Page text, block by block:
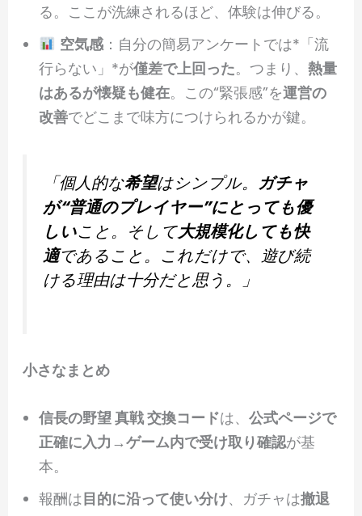
る。ここが洗練されるほど、体験は伸びる。
空気感：自分の簡易アンケートでは*「流
行らない」*が僅差で上回った。つまり、熱量
はあるが懐疑も健在。この“緊張感”を運営の
改善でどこまで味方につけられるかが鍵。
「個人的な希望はシンプル。 ガチャ
が“普通のプレイヤー”にとっても優
しいこと。そして大規模化しても快
適であること。これだけで、遊び続
ける理由は十分だと思う。」
小さなまとめ
信長の野望 真戦 交換コードは、公式ページで
正確に入力 →ゲーム内で受け取り確認が基
本。
報酬は目的に沿って使い分け、ガチャは撤退